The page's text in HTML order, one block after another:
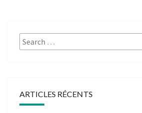
Search
for:
ARTICLES RÉCENTS